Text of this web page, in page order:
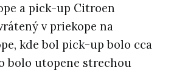
a pick-up Citroen
v priekope na
kde bol pick-up bolo cca
bolo utopene strechou